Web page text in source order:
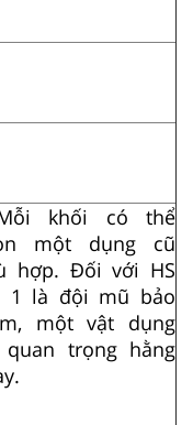
khối có thể
một dụng cũ
hợp. Đối với HS
1 là đội mũ bảo
một vật dụng
quan trọng hằng